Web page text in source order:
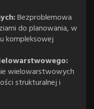
Bezproblemowa
do planowania, w
kompleksowej
wielowarstwowych
strukturalnej i